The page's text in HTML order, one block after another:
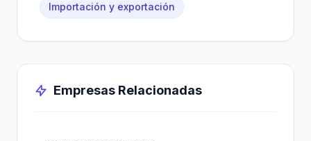
Importación y exportación
Empresas Relacionadas